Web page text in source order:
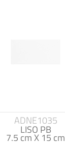
ADNE1035
LISO PB
7.5 cm X 15 cm